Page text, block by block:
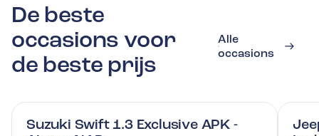
De beste
occasions voor
de beste prijs
Alle
occasions
Suzuki Swift 1.3 Exclusive APK -